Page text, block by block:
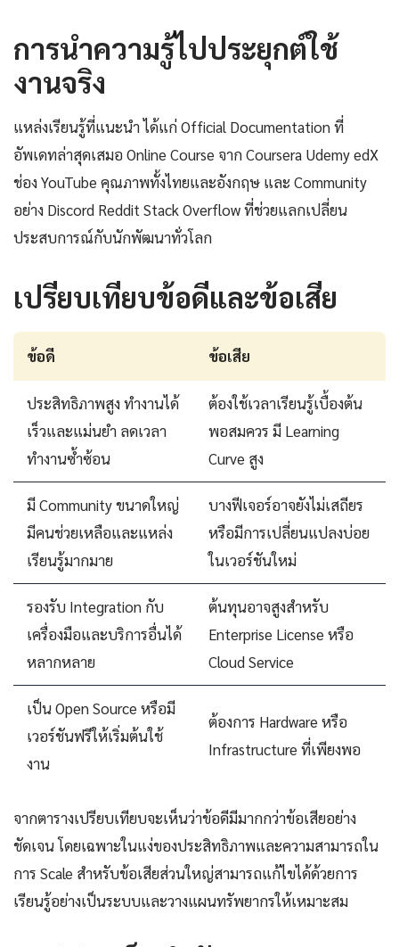
การนำความรู้ไปประยุกต์ใช้
งานจริง
แหล่งเรียนรู้ที่แนะนำ ได้แก่ Official Documentation ที่
อัพเดทล่าสุดเสมอ Online Course จาก Coursera Udemy edX
ช่อง YouTube คุณภาพทั้งไทยและอังกฤษ และ Community
อย่าง Discord Reddit Stack Overflow ที่ช่วยแลกเปลี่ยน
ประสบการณ์กับนักพัฒนาทั่วโลก
เปรียบเทียบข้อดีและข้อเสีย
ข้อดี ข้อเสีย
ประสิทธิภาพสูง ทำงานได้
เร็วและแม่นยำ ลดเวลา
ทำงานซ้ำซ้อน
ต้องใช้เวลาเรียนรู้เบื้องต้น
พอสมควร มี Learning
Curve สูง
มี Community ขนาดใหญ่
มีคนช่วยเหลือและแหล่ง
เรียนรู้มากมาย
บางฟีเจอร์อาจยังไม่เสถียร
หรือมีการเปลี่ยนแปลงบ่อย
ในเวอร์ชันใหม่
รองรับ Integration กับ
เครื่องมือและบริการอื่นได้
หลากหลาย
ต้นทุนอาจสูงสำหรับ
Enterprise License หรือ
Cloud Service
เป็น Open Source หรือมี
เวอร์ชันฟรีให้เริ่มต้นใช้
งาน
ต้องการ Hardware หรือ
Infrastructure ที่เพียงพอ
จากตารางเปรียบเทียบจะเห็นว่าข้อดีมีมากกว่าข้อเสียอย่าง
ชัดเจน โดยเฉพาะในแง่ของประสิทธิภาพและความสามารถใน
การ Scale สำหรับข้อเสียส่วนใหญ่สามารถแก้ไขได้ด้วยการ
เรียนรู้อย่างเป็นระบบและวางแผนทรัพยากรให้เหมาะสม